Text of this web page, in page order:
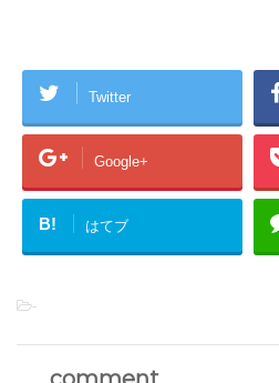
Twitter
Google+
B! はてブ
-